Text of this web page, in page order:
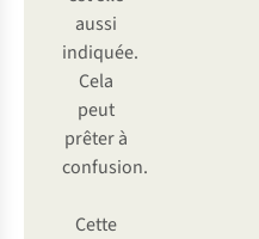
aussi
indiquée.
Cela
peut
prêter à
confusion.
Cette